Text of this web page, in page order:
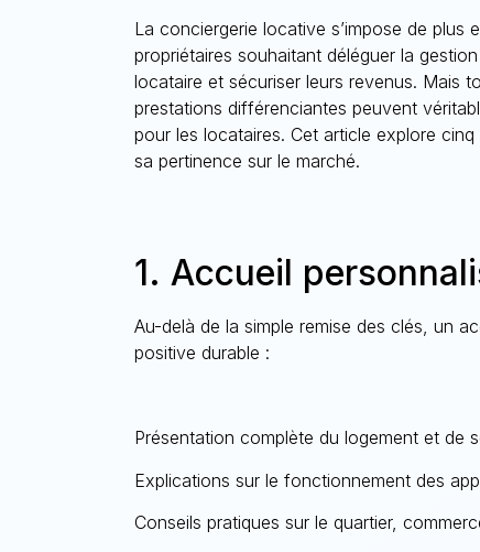
La conciergerie locative s’impose de plus
propriétaires souhaitant déléguer la
locataire et sécuriser leurs revenus. Mais
prestations différenciantes peuvent
pour les locataires. Cet article explore
sa pertinence sur le marché.
1. Accueil
Au-delà de la simple remise des clés, un
positive durable :
Présentation complète du logement et de
Explications sur le fonctionnement des
Conseils pratiques sur le quartier,